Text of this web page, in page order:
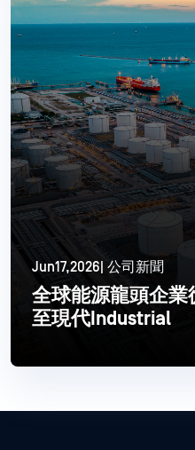
Jun17,2026| 公司新聞
全球能源龍頭企業
至現代Industrial
閱讀更多